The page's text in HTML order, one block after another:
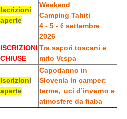
Iscrizioni
aperte
Weekend
Camping Tahiti
4 - 5 - 6 settembre
2026
ISCRIZIONI
CHIUSE
Tra sapori toscani e
mito Vespa
Iscrizioni
aperte
Capodanno in
Slovenia in camper:
terme, luci d’inverno e
atmosfere da fiaba